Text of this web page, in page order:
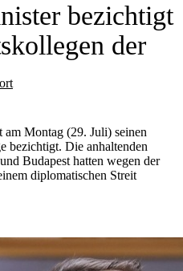
bezichtigt
der
Montag (29. Juli) seinen
bezichtigt. Die anhaltenden
Budapest hatten wegen der
diplomatischen Streit